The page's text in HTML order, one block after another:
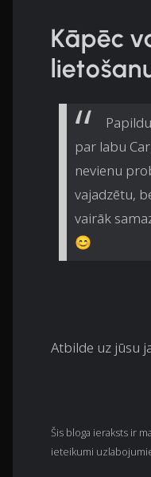
Kāpēc
par labu
nevienu
vajadzētu,
vairāk
😊
Atbilde uz jūsu
Šis bloga ieraksts ir
ieteikumi